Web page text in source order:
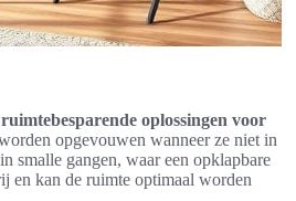
ruimtebesparende oplossingen voor
opgevouwen wanneer ze niet in
smalle gangen, waar een opklapbare
en kan de ruimte optimaal worden